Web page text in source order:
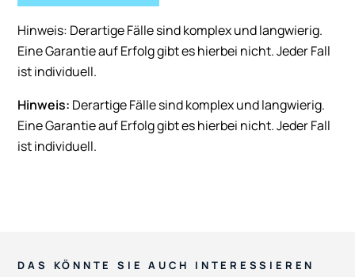
Hinweis: Derartige Fälle sind komplex und langwierig.
Eine Garantie auf Erfolg gibt es hierbei nicht. Jeder Fall
ist individuell.
Hinweis: Derartige Fälle sind komplex und langwierig.
Eine Garantie auf Erfolg gibt es hierbei nicht. Jeder Fall
ist individuell.
DAS KÖNNTE SIE AUCH INTERESSIEREN